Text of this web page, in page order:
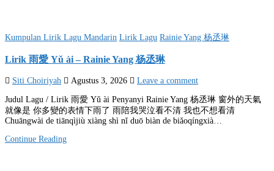
Posted
Kumpulan Lirik Lagu Mandarin Lirik Lagu Rainie Yang 杨丞琳
Lirik 雨愛 Yǔ ài – Rainie Yang 杨丞琳
Siti Choiriyah Agustus 3, 2026 Leave a comment
Judul Lagu / Lirik 雨愛 Yǔ ài Penyanyi Rainie Yang 杨丞琳 窗外的天氣
就像是 你多變的表情下雨了 雨陪我哭泣看不清 我也不想看清
Chuāngwài de tiānqìjiù xiàng shì nǐ duō biàn de biǎoqíngxià…
Continue Reading